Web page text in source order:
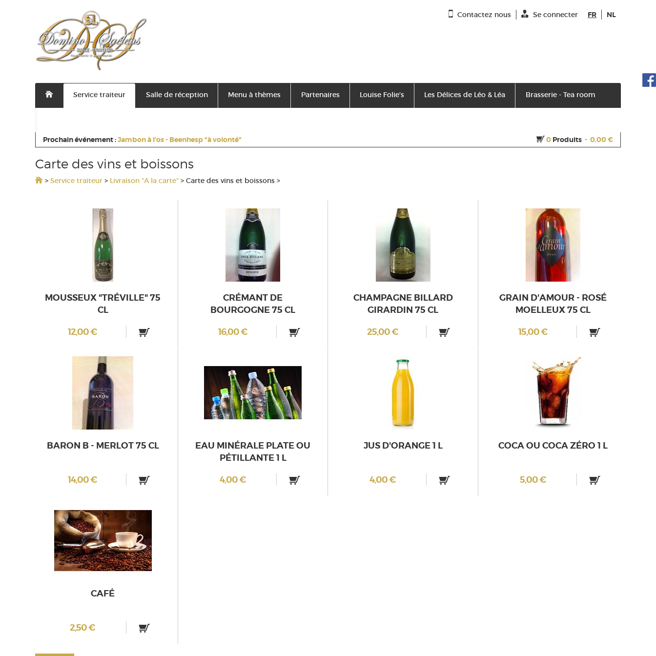
FR NL
Contactez nous Se connecter
Service traiteur Salle de réception Menu à thèmes Partenaires Louise Folie's Les Délices de Léo & Léa Brasserie - Tea room
Prochain événement :Jambon à l'os - Beenhesp "à volonté" 0 Produits - 0,00 €
Carte des vins et boissons
> Service traiteur > Livraison "A la carte" > Carte des vins et boissons >
MOUSSEUX "TRÉVILLE" 75
CL
12,00 €
CRÉMANT DE
BOURGOGNE 75 CL
16,00 €
CHAMPAGNE BILLARD
GIRARDIN 75 CL
25,00 €
GRAIN D'AMOUR - ROSÉ
MOELLEUX 75 CL
15,00 €
BARON B - MERLOT 75 CL
14,00 €
EAU MINÉRALE PLATE OU
PÉTILLANTE 1 L
4,00 €
JUS D'ORANGE 1 L
4,00 €
COCA OU COCA ZÉRO 1 L
5,00 €
CAFÉ
2,50 €